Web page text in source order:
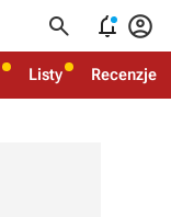
  
Listy Recenzje